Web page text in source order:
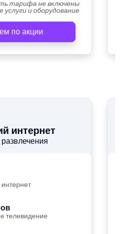
тарифа не включены
и оборудование
по акции
интернет
телевидение